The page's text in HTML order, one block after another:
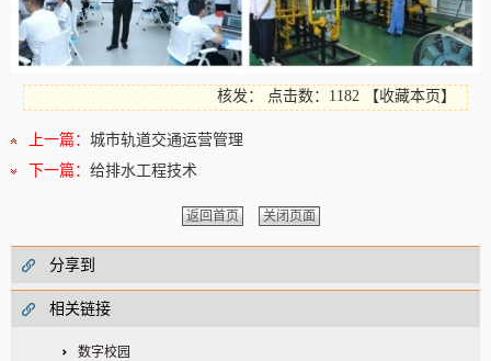
核发： 点击数：1182 【收藏本页 】
上一篇： 城市轨道交通运营管理
下一篇： 给排水工程技术
返回首页 关闭页面
分享到
相关链接
数字校园